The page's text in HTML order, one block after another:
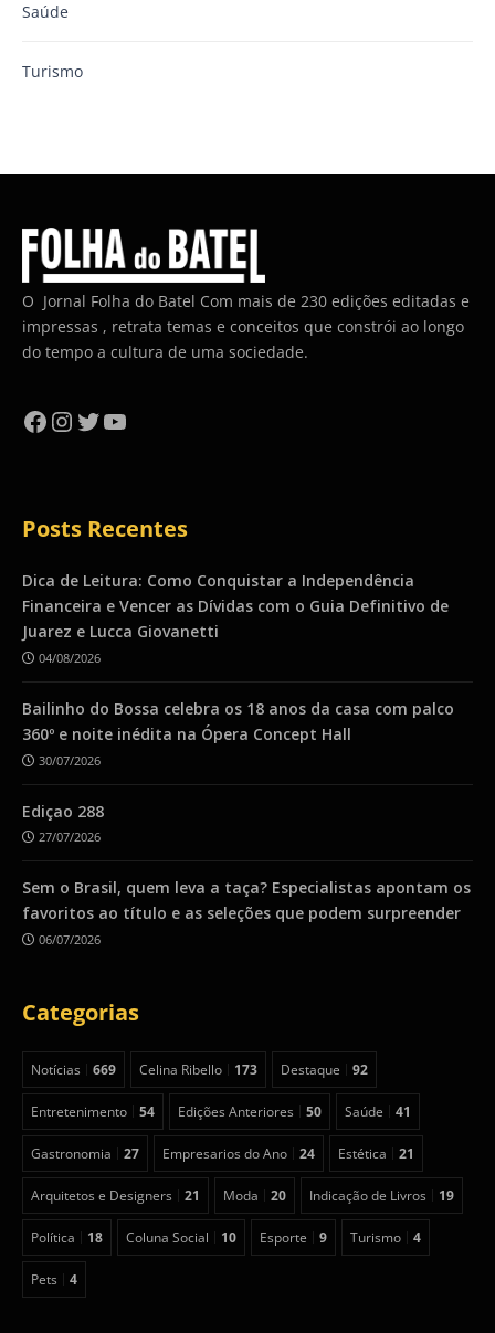
Saúde
Turismo
O Jornal Folha do Batel Com mais de 230 edições editadas e
impressas , retrata temas e conceitos que constrói ao longo
do tempo a cultura de uma sociedade.
Facebook
Instagram
Twitter
YouTube
Posts Recentes
Dica de Leitura: Como Conquistar a Independência
Financeira e Vencer as Dívidas com o Guia Definitivo de
Juarez e Lucca Giovanetti
04/08/2026
Bailinho do Bossa celebra os 18 anos da casa com palco
360º e noite inédita na Ópera Concept Hall
30/07/2026
Ediçao 288
27/07/2026
Sem o Brasil, quem leva a taça? Especialistas apontam os
favoritos ao título e as seleções que podem surpreender
06/07/2026
Categorias
Notícias 669 Celina Ribello 173 Destaque 92
Entretenimento 54 Edições Anteriores 50 Saúde 41
Gastronomia 27 Empresarios do Ano 24 Estética 21
Arquitetos e Designers 21 Moda 20 Indicação de Livros 19
Política 18 Coluna Social 10 Esporte 9 Turismo 4
Pets 4